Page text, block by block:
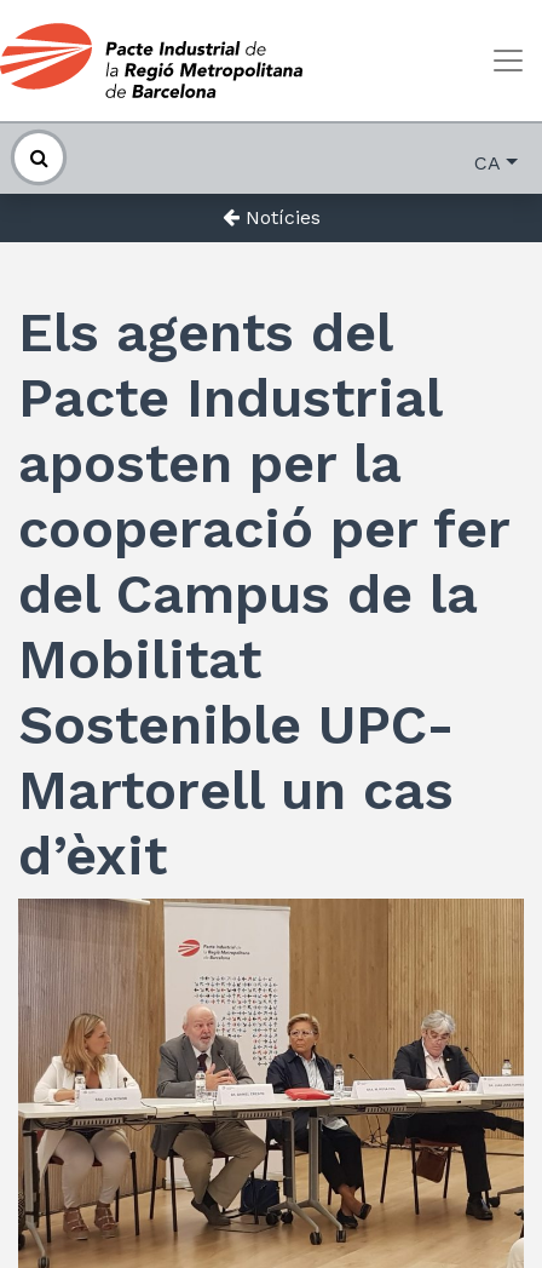
CA
Notícies
Els agents del
Pacte Industrial
aposten per la
cooperació per fer
del Campus de la
Mobilitat
Sostenible UPC-
Martorell un cas
d’èxit